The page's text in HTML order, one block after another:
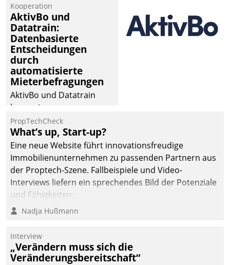
operativen
Instandhaltung in die
SAP-Systemlandschaft
deutscher
Wohnungsunternehmen
– und beschleunigt damit
den Weg vom
Mieteranliegen zum
Kooperation
AktivBo und
Datatrain:
Datenbasierte
Entscheidungen
durch
automatisierte
Mieterbefragungen
AktivBo und Datatrain
kooperieren –
Immobilienunternehmen
profitieren: Die nahtlose
Integration der Lösungen
von AktivBo und
Datatrain ermöglicht
automatisiert ausgelöste,
zielgerichtete
Mieterbefragungen – eine
starke Grundlage für
intelligente,
datengestützte
Entscheidungen.
PropTechCheck
What’s up, Start-up?
Eine neue Website führt innovationsfreudige
Immobilienunternehmen zu passenden Partnern aus
der Proptech-Szene. Fallbeispiele und Video-
Interviews liefern ein sprechendes Bild der Potenziale
und Fähigkeiten.
Nadja Hußmann
Interview
„Verändern muss sich die
Veränderungsbereitschaft“